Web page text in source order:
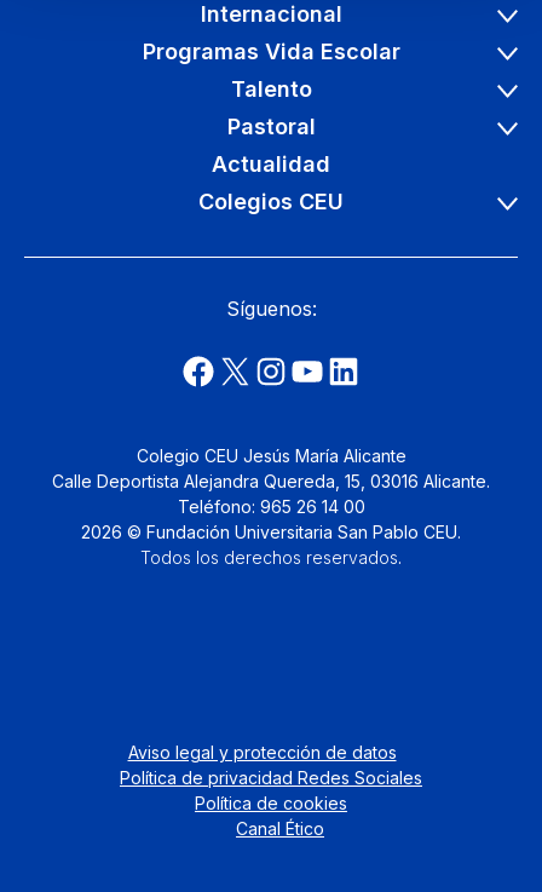
Internacional
Programas Vida Escolar
Talento
Pastoral
Actualidad
Colegios CEU
Síguenos:
Colegio CEU Jesús María Alicante
Calle Deportista Alejandra Quereda, 15, 03016 Alicante.
Teléfono: 965 26 14 00
2026 © Fundación Universitaria San Pablo CEU.
Todos los derechos reservados.
Aviso legal y protección de datos
Política de privacidad Redes Sociales
Política de cookies
Canal Ético